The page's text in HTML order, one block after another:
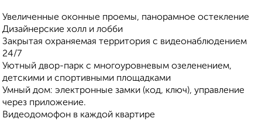
Увеличенные оконные проемы, панорамное остекление
Дизайнерские холл и лобби
Закрытая охраняемая территория с видеонаблюдением
24/7
Уютный двор-парк с многоуровневым озеленением,
детскими и спортивными площадками
Умный дом: электронные замки (код, ключ), управление
через приложение.
Видеодомофон в каждой квартире